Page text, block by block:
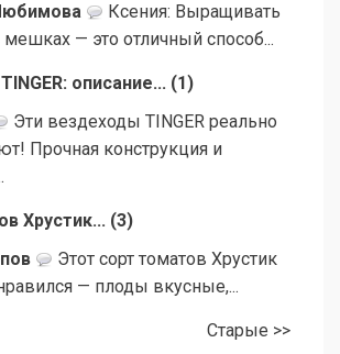
Ксения: Выращивать
— это отличный способ...
описание... (1 )
Эти вездеходы TINGER реально
Прочная конструкция и
Хрустик... (3)
Этот сорт томатов Хрустик
— плоды вкусные,...
Старые >>